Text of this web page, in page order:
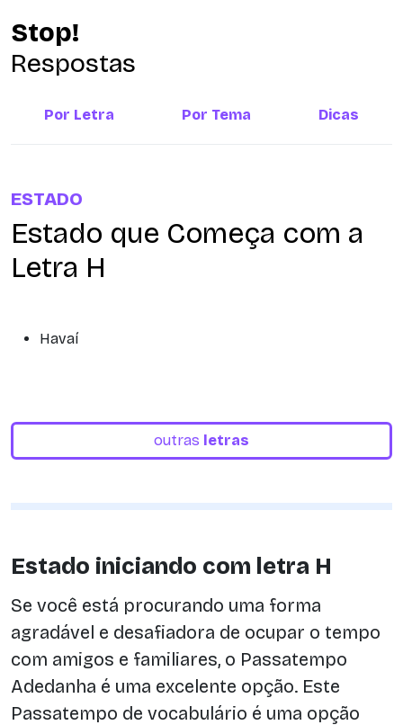
Stop!
Respostas
Por Letra Por Tema Dicas
ESTADO
Estado que Começa com a
Letra H
Havaí
outras letras
Estado iniciando com letra H
Se você está procurando uma forma
agradável e desafiadora de ocupar o tempo
com amigos e familiares, o Passatempo
Adedanha é uma excelente opção. Este
Passatempo de vocabulário é uma opção